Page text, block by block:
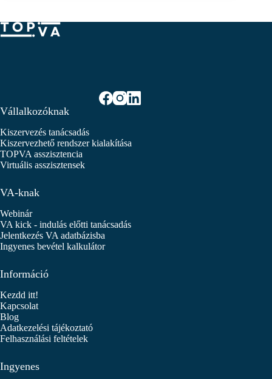
Vállalkozóknak
Kiszervezés tanácsadás
Kiszervezhető rendszer kialakítása
TOPVA asszisztencia
Virtuális asszisztensek
VA-knak
Webinár
VA kick - indulás előtti tanácsadás
Jelentkezés VA adatbázisba
Ingyenes bevétel kalkulátor
Információ
Kezdd itt!
Kapcsolat
Blog
Adatkezelési tájékoztató
Felhasználási feltételek
Ingyenes